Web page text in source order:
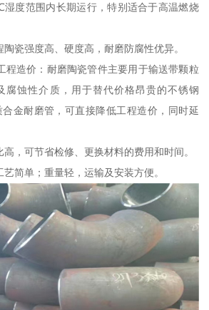
度范围内长期运行，特别适合于高温燃烧
瓷强度高、硬度高，耐磨防腐性优异。
程造价：耐磨陶瓷管件主要用于输送带颗粒
腐蚀性介质，用于替代价格昂贵的不锈钢
金耐磨管，可直接降低工程造价，同时延
，可节省检修、更换材料的费用和时间。
简单；重量轻，运输及安装方便。